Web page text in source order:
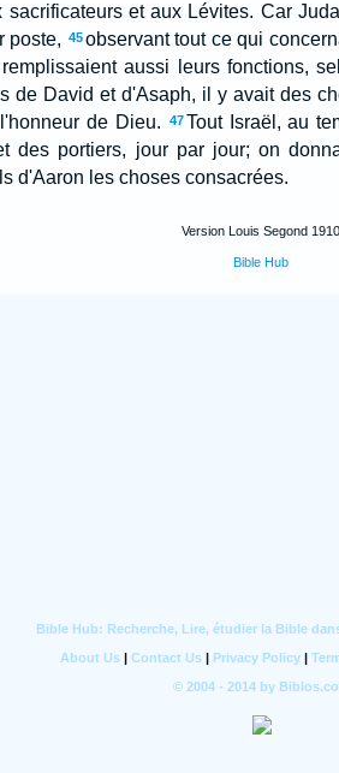
et aux Lévites. Car
poste, 45 observant tout ce qui
aussi leurs fonctions,
de David et d'Asaph, il y avait des
de Dieu.
47Tout Israël, au
des portiers, jour par jour; on
d'Aaron les choses consacrées.
Version Louis Segond 1910
Bible Hub